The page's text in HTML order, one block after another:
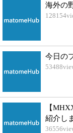
海外の
128154
今日の
53488
【
紹介し
36556